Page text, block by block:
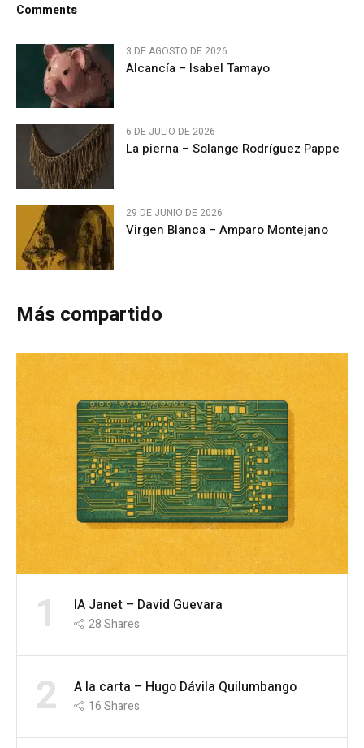
Comments
3 DE AGOSTO DE 2026
Alcancía – Isabel Tamayo
6 DE JULIO DE 2026
La pierna – Solange Rodríguez Pappe
29 DE JUNIO DE 2026
Virgen Blanca – Amparo Montejano
Más compartido
1 IA Janet – David Guevara
28Shares
2 A la carta – Hugo Dávila Quilumbango
16Shares